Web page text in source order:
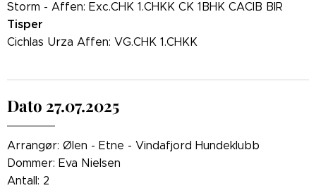
Storm - Affen: Exc.CHK 1.CHKK CK 1BHK CACIB BIR
Tisper
Cichlas Urza Affen: VG.CHK 1.CHKK
Dato 27.07.2025
Arrangør: Ølen - Etne - Vindafjord Hundeklubb
Dommer: Eva Nielsen
Antall: 2